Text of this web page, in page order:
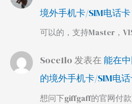
境外手机卡/SIM电话卡
可以的，支持Master，
Soce1lo 发表在能在
的境外手机卡/SIM电
想问下giffgaff的官网付